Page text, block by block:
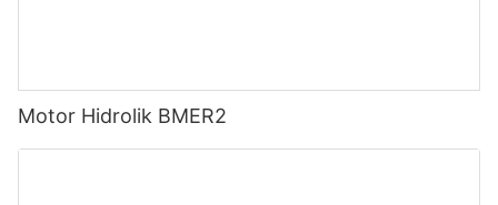
Motor Hidrolik BMER2